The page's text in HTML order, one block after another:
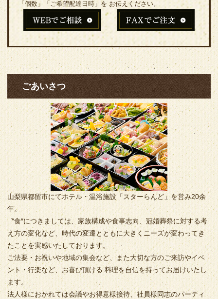
「個数」「ご希望配達日時」を お伝えください。
ごあいさつ
山梨県都留市にてホテル・温浴施設「スターらんど」を営み20余
年。
〝食″につきましては、家族構成や食事志向、冠婚葬祭に対する考
え方の変化など、時代の変遷とともに大きくニーズが変わってき
たことを実感いたしております。
ご法要・お祝いや地域の集会など、また大切な方のご来訪やイベ
ント・行楽など、お喜び頂ける 料理を自信を持ってお届けいたし
ます。
法人様におかれては会議やお得意様接待、社員様同志のパーティ